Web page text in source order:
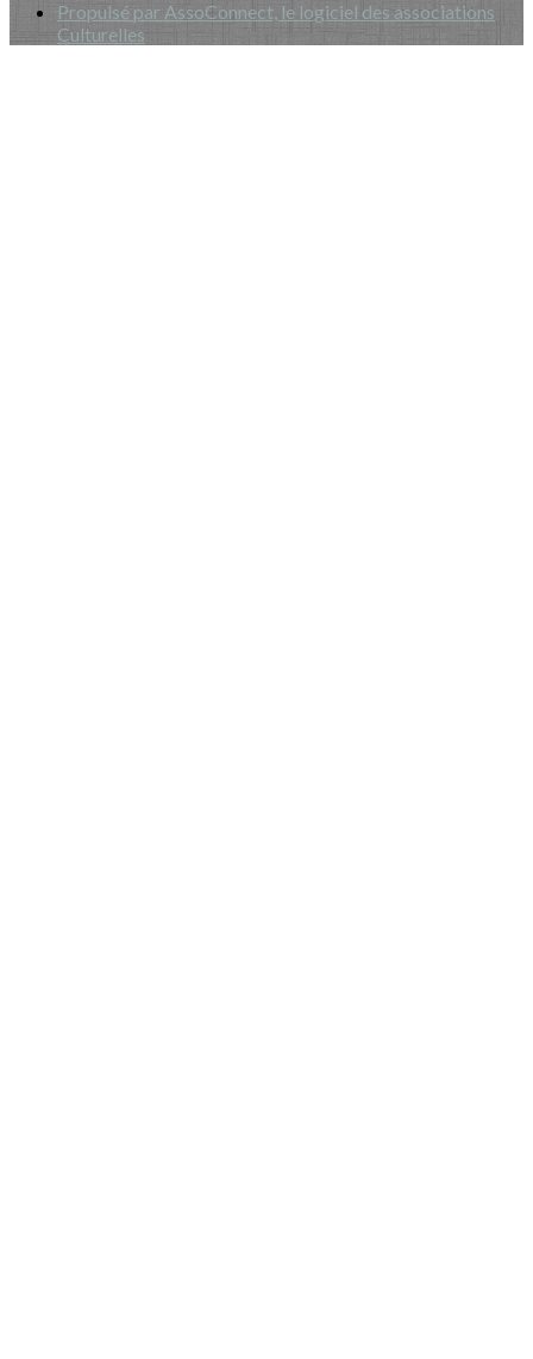
Propulsé par AssoConnect, le logiciel des associations
Culturelles